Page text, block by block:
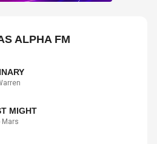
ALPHA FM
MIGHT
Mars